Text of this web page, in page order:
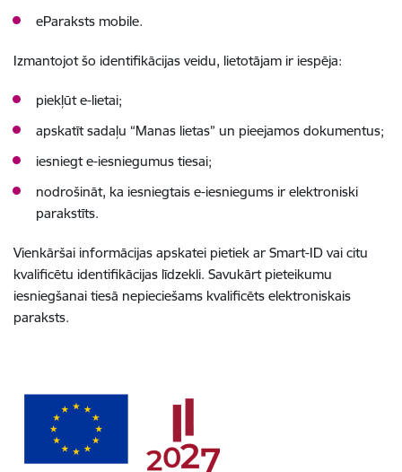
eParaksts mobile.
Izmantojot šo identifikācijas veidu, lietotājam ir iespēja:
piekļūt e-lietai;
apskatīt sadaļu “Manas lietas” un pieejamos dokumentus;
iesniegt e-iesniegumus tiesai;
nodrošināt, ka iesniegtais e-iesniegums ir elektroniski
parakstīts.
Vienkāršai informācijas apskatei pietiek ar Smart-ID vai citu
kvalificētu identifikācijas līdzekli. Savukārt pieteikumu
iesniegšanai tiesā nepieciešams kvalificēts elektroniskais
paraksts.